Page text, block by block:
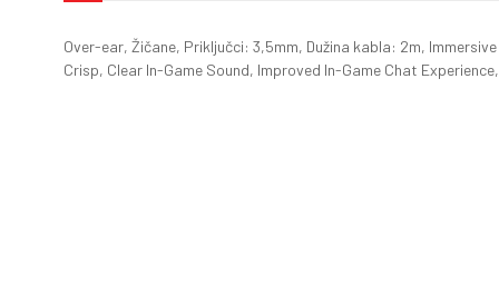
Over-ear, Žičane, Priključci: 3,5mm, Dužina kabla: 2m,
Crisp, Clear In-Game Sound, Improved In-Game Chat